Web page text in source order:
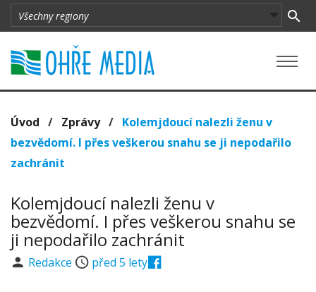
Úvod / Zprávy/ Kolemjdoucí nalezli ženu v
bezvědomí. I přes veškerou snahu se ji nepodařilo
zachránit
Kolemjdoucí nalezli ženu v
bezvědomí. I přes veškerou snahu se
ji nepodařilo zachránit
Redakce před 5 lety